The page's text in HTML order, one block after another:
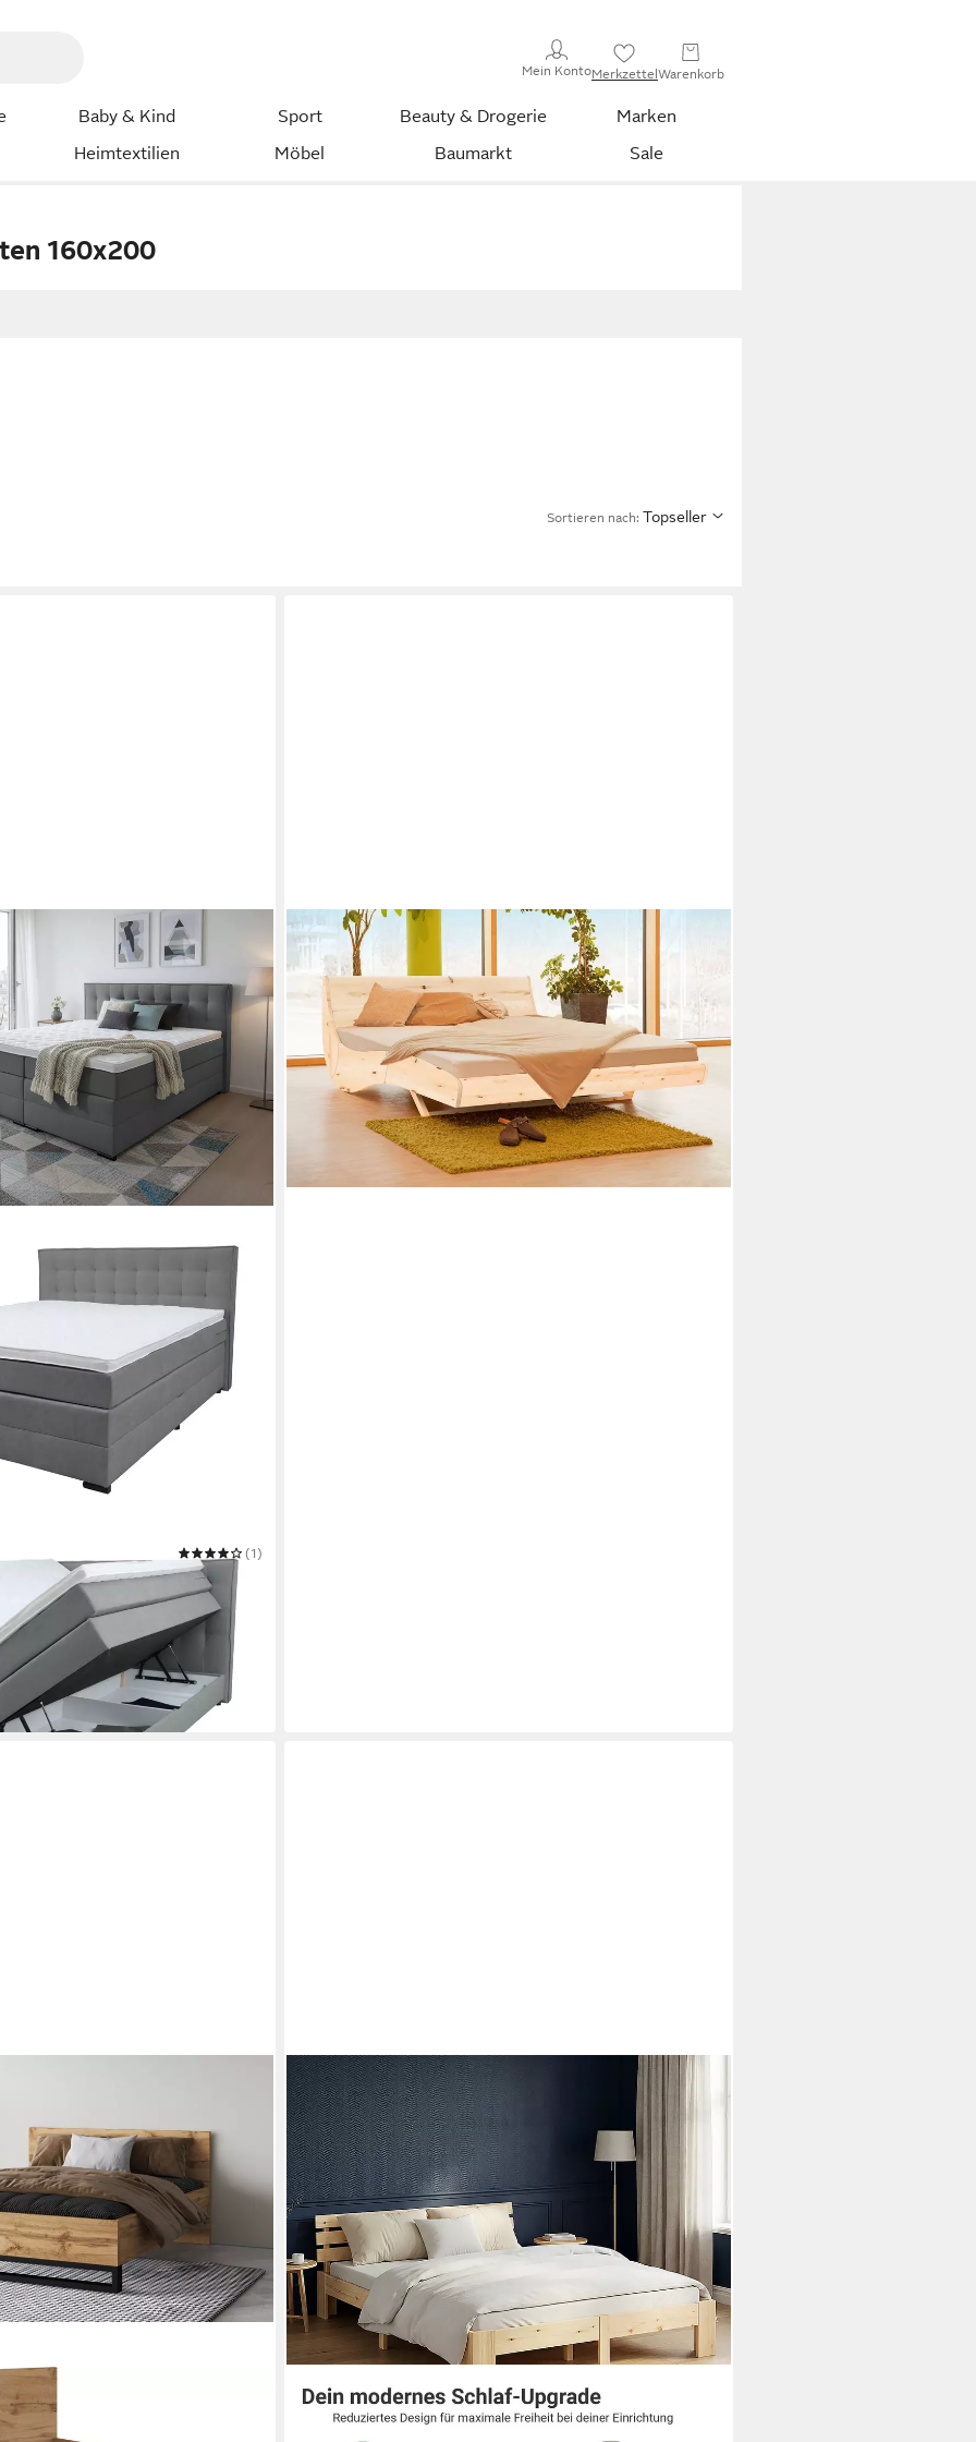
Mein KontoMerkzettelWarenkorb
Baby & Kind Sport Beauty & Drogerie
Marken
Heimtextilien Möbel Baumarkt Sale
160x200
Sortieren nach: Topseller
Polsterbett,
160, 180 cm
(1)
€
GEBORGENSCHLAFEN
Massivholzbett aus Zirbenholz, Schwebebett Design -
Zirbenholzbett
Mehrere Größen
ab 3.232,00 €
lieferbar in 5 Wochen